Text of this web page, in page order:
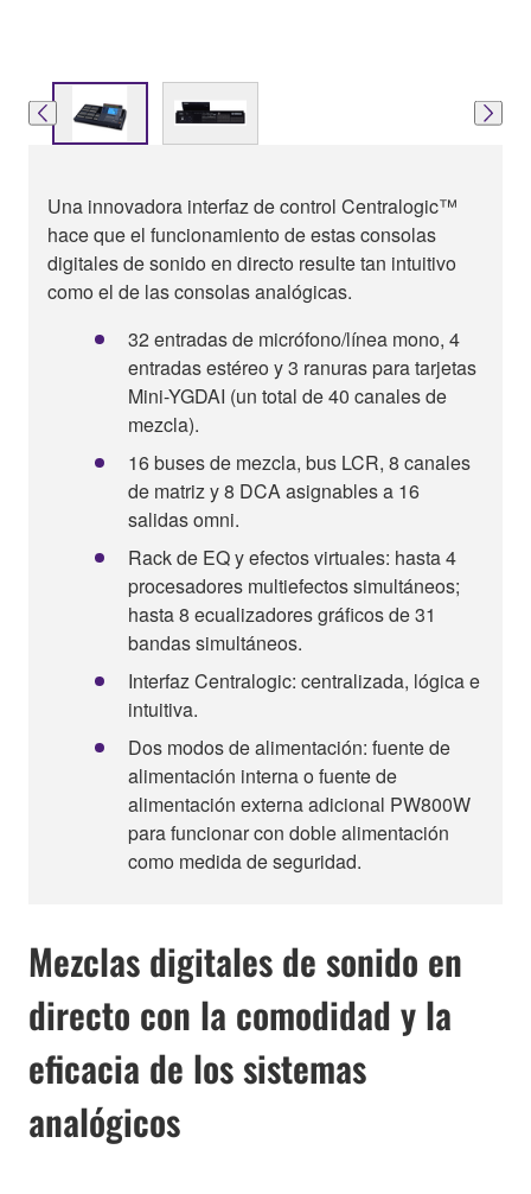
Una innovadora interfaz de control Centralogic™
hace que el funcionamiento de estas consolas
digitales de sonido en directo resulte tan intuitivo
como el de las consolas analógicas.
32 entradas de micrófono/línea mono, 4
entradas estéreo y 3 ranuras para tarjetas
Mini-YGDAI (un total de 40 canales de
mezcla).
16 buses de mezcla, bus LCR, 8 canales
de matriz y 8 DCA asignables a 16
salidas omni.
Rack de EQ y efectos virtuales: hasta 4
procesadores multiefectos simultáneos;
hasta 8 ecualizadores gráficos de 31
bandas simultáneos.
Interfaz Centralogic: centralizada, lógica e
intuitiva.
Dos modos de alimentación: fuente de
alimentación interna o fuente de
alimentación externa adicional PW800W
para funcionar con doble alimentación
como medida de seguridad.
Mezclas digitales de sonido en
directo con la comodidad y la
eficacia de los sistemas
analógicos